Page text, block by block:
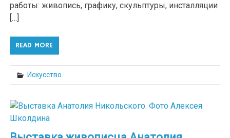
работы: живопись, графику, скульптуры, инсталляции
[…]
READ MORE
Искусство